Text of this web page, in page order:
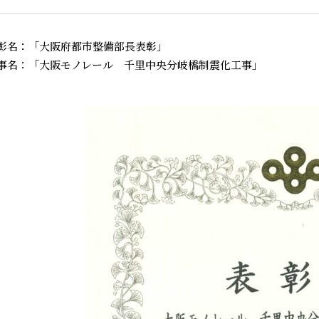
名：「大阪府都市整備部長表彰」
名：「大阪モノレール 千里中央分岐橋制震化工事」